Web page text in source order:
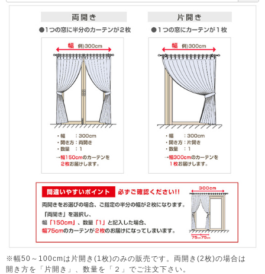
※幅50～100cmは片開き(1枚)のみの販売です。両開き(2枚)の場合は
開き方を「片開き」、数量を「２」でご注文下さい。